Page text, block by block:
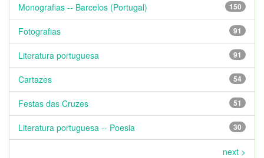
150
Monografias -- Barcelos (Portugal)
91
Fotografias
91
Literatura portuguesa
54
Cartazes
51
Festas das Cruzes
30
Literatura portuguesa -- Poesia
next >